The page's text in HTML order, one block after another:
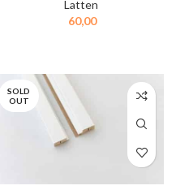
Latten
60,00
SOLD
OUT